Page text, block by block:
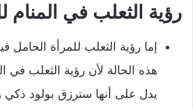
رؤية الثعلب في المنام
إما رؤية الثعلب للمرأة الحامل
هذه الحالة لأن رؤية الثعلب في
يدل على أنها سترزق بولود ذكي